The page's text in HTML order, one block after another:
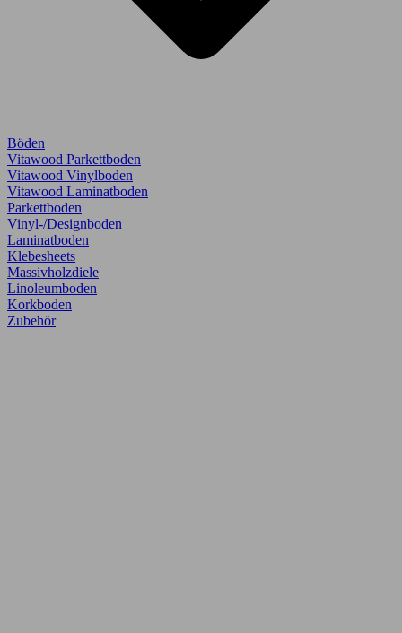
Böden
Vitawood Parkettboden
Vitawood Vinylboden
Vitawood Laminatboden
Parkettboden
Vinyl-/Designboden
Laminatboden
Klebesheets
Massivholzdiele
Linoleumboden
Korkboden
Zubehör